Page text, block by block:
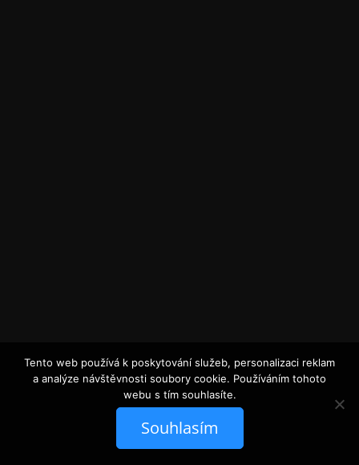
Tento web používá k poskytování služeb, personalizaci reklam
a analýze návštěvnosti soubory cookie. Používáním tohoto
webu s tím souhlasíte.
Souhlasím